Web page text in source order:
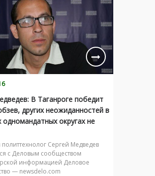
В Таганроге победит
других неожиданностей в
одномандатных округах не
Сергей Медведев
с Деловым сообществом
информацией Деловое
— newsdelo.com